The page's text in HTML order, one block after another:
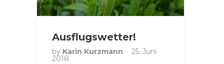
Ausflugswetter!
by Karin Kurzmann 25. Juni
2018